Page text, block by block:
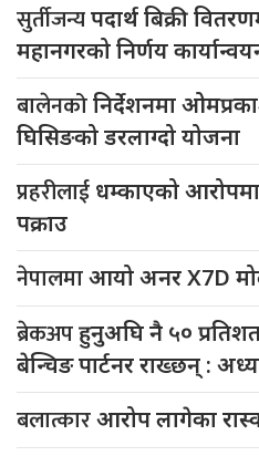
सुर्तीजन्यपदार्थ बिक्री
महानगरको निर्णय
बालेनकोनिर्देशनमा
घिसिङको डरलाग्दो योजना
प्रहरीलाई धम्काएको
पक्राउ
नेपालमाआयो अनर X7D
ब्रेकअपहुनुअघि नै ५०
बेन्चिङ पार्टनर राख्छन् :
बलात्कारआरोप लागेका